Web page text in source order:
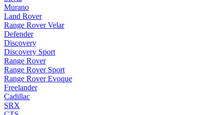
Murano
Land Rover
Range Rover Velar
Defender
Discovery
Discovery Sport
Range Rover
Range Rover Sport
Range Rover Evoque
Freelander
Cadillac
SRX